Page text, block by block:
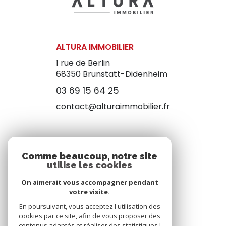
ALTURA IMMOBILIER
1 rue de Berlin
68350 Brunstatt-Didenheim
03 69 15 64 25
contact@alturaimmobilier.fr
NOUS SUIVRE
Comme beaucoup, notre site
utilise les cookies
On aimerait vous accompagner pendant
votre visite.
En poursuivant, vous acceptez l'utilisation des
cookies par ce site, afin de vous proposer des